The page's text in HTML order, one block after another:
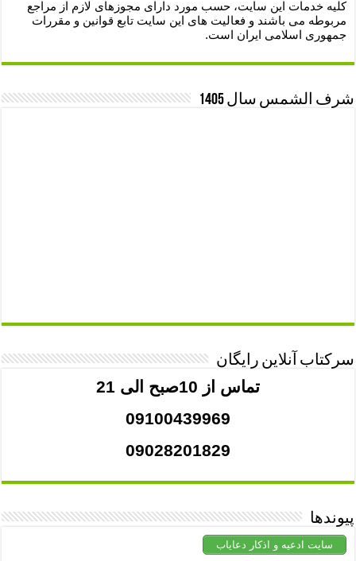
کلیه خدمات این سایت، حسب مورد دارای مجوزهای لازم از مراجع
مربوطه می باشند و فعالیت های این سایت تابع قوانین و مقررات
جمهوری اسلامی ایران است.
شرف الشمس سال 1405
سرکتاب آنلاین رایگان
تماس از 10صبح الی 21
09100439969
09028201829
پیوندها
سایت ادعیه و اذکار دعایاب